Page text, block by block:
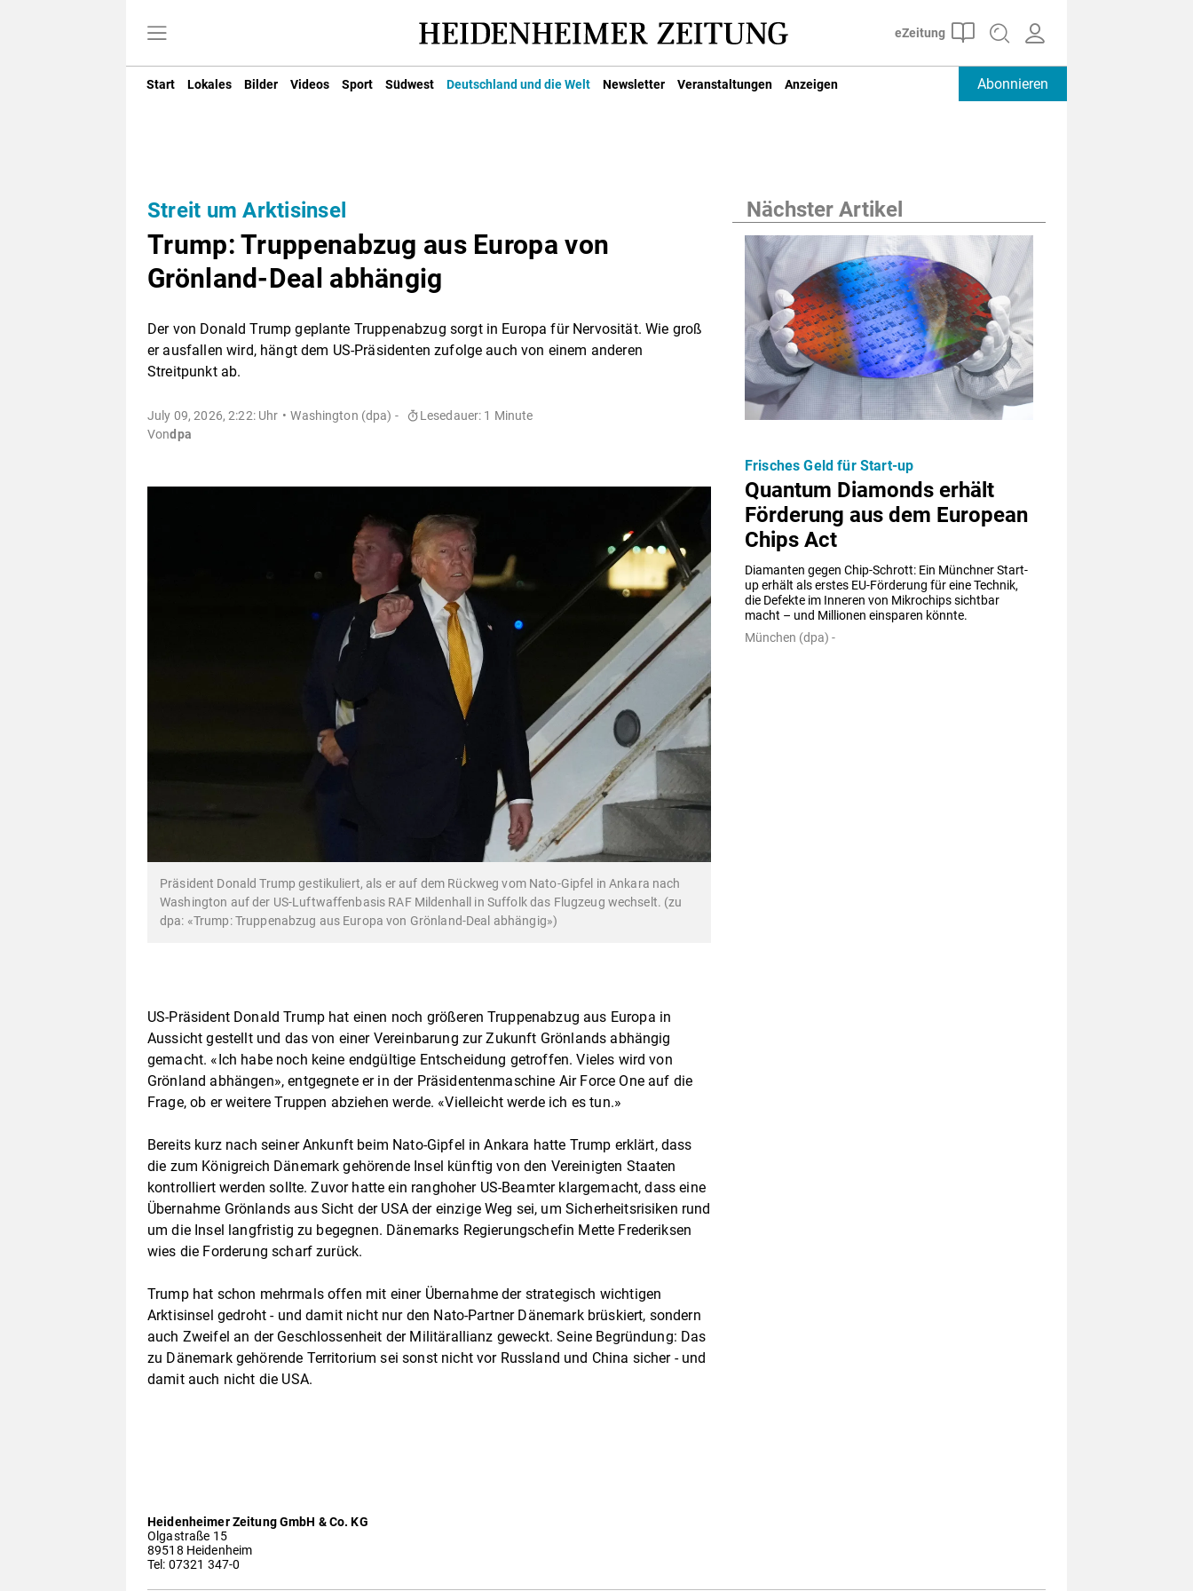
Start Lokales Bilder Videos Sport Südwest Deutschland und die Welt Newsletter Veranstaltungen Anzeigen Abonnieren
Streit um Arktisinsel
Trump: Truppenabzug aus Europa von
Grönland-Deal abhängig
Der von Donald Trump geplante Truppenabzug sorgt in Europa für Nervosität. Wie groß
er ausfallen wird, hängt dem US-Präsidenten zufolge auch von einem anderen
Streitpunkt ab.
July 09, 2026, 2:22: Uhr Washington (dpa) -
Lesedauer: 1 Minute
Vondpa
Präsident Donald Trump gestikuliert, als er auf dem Rückweg vom Nato-Gipfel in Ankara nach
Washington auf der US-Luftwaffenbasis RAF Mildenhall in Suffolk das Flugzeug wechselt. (zu
dpa: «Trump: Truppenabzug aus Europa von Grönland-Deal abhängig»)
US-Präsident Donald Trump hat einen noch größeren Truppenabzug aus Europa in
Aussicht gestellt und das von einer Vereinbarung zur Zukunft Grönlands abhängig
gemacht. «Ich habe noch keine endgültige Entscheidung getroffen. Vieles wird von
Grönland abhängen», entgegnete er in der Präsidentenmaschine Air Force One auf die
Frage, ob er weitere Truppen abziehen werde. «Vielleicht werde ich es tun.»
Bereits kurz nach seiner Ankunft beim Nato-Gipfel in Ankara hatte Trump erklärt, dass
die zum Königreich Dänemark gehörende Insel künftig von den Vereinigten Staaten
kontrolliert werden sollte. Zuvor hatte ein ranghoher US-Beamter klargemacht, dass eine
Übernahme Grönlands aus Sicht der USA der einzige Weg sei, um Sicherheitsrisiken rund
um die Insel langfristig zu begegnen. Dänemarks Regierungschefin Mette Frederiksen
wies die Forderung scharf zurück.
Trump hat schon mehrmals offen mit einer Übernahme der strategisch wichtigen
Arktisinsel gedroht - und damit nicht nur den Nato-Partner Dänemark brüskiert, sondern
auch Zweifel an der Geschlossenheit der Militärallianz geweckt. Seine Begründung: Das
zu Dänemark gehörende Territorium sei sonst nicht vor Russland und China sicher - und
damit auch nicht die USA.
Nächster Artikel
Quantum Diamonds erhält
Förderung aus dem European
Chips Act
Diamanten gegen Chip-Schrott: Ein Münchner Start-
up erhält als erstes EU-Förderung für eine Technik,
die Defekte im Inneren von Mikrochips sichtbar
macht – und Millionen einsparen könnte.
Frisches Geld für Start-up
München (dpa) -
Heidenheimer Zeitung GmbH & Co. KG
Olgastraße 15
89518 Heidenheim
Tel: 07321 347-0